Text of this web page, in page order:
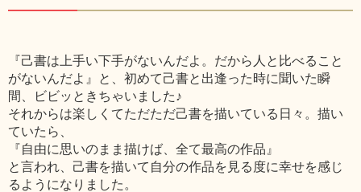
『己書は上手い下手がないんだよ。だから人と比べること
がないんだよ』と、初めて己書と出逢った時に聞いた瞬
間、ビビッときちゃいました♪
それからは楽しくてただただ己書を描いている日々。描い
ていたら、
『自由に思いのまま描けば、全て最高の作品』
と言われ、己書を描いて自分の作品を見る度に幸せを感じ
るようになりました。